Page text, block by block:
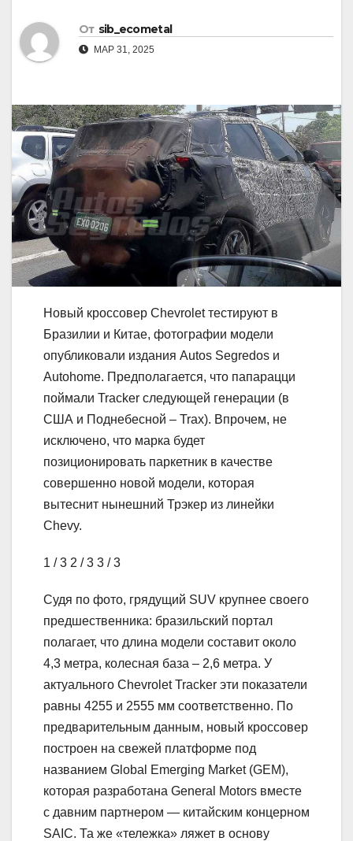
От sib_ecometal
МАР 31, 2025
Новый кроссовер Chevrolet тестируют в
Бразилии и Китае, фотографии модели
опубликовали издания Autos Segredos и
Autohome. Предполагается, что папарацци
поймали Tracker следующей генерации (в
США и Поднебесной – Trax). Впрочем, не
исключено, что марка будет
позиционировать паркетник в качестве
совершенно новой модели, которая
вытеснит нынешний Трэкер из линейки
Chevy.
1 / 3 2 / 3 3 / 3
Судя по фото, грядущий SUV крупнее своего
предшественника: бразильский портал
полагает, что длина модели составит около
4,3 метра, колесная база – 2,6 метра. У
актуального Chevrolet Tracker эти показатели
равны 4255 и 2555 мм соответственно. По
предварительным данным, новый кроссовер
построен на свежей платформе под
названием Global Emerging Market (GEM),
которая разработана General Motors вместе
с давним партнером — китайским концерном
SAIC. Та же «тележка» ляжет в основу